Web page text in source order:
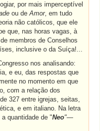
por mais imperceptível
ou deAmor, em tudo
não católicos, que ele
que, nas horas vagas, à
membros de Conselhos
inclusive o da Suíça!...
nos analisando:
e eu, das respostas que
no momento em que
com a relação dos
327 entre igrejas, seitas,
e em italiano. Na letra
quantidade de "Neo"—